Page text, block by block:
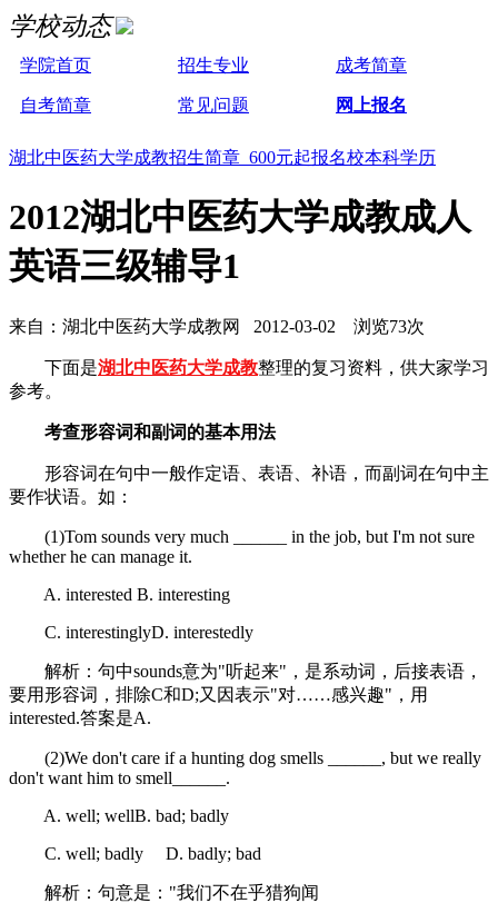
学校动态
学院首页 招生专业 成考简章
自考简章 常见问题 网上报名
湖北中医药大学成教招生简章 600元起报名校本科学历
2012湖北中医药大学成教成人
英语三级辅导1
来自：湖北中医药大学成教网 2012-03-02 浏览73次
下面是湖北中医药大学成教整理的复习资料，供大家学习
参考。
考查形容词和副词的基本用法
形容词在句中一般作定语、表语、补语，而副词在句中主
要作状语。如：
(1)Tom sounds very much ______ in the job, but I'm not sure
whether he can manage it.
A. interested B. interesting
C. interestinglyD. interestedly
解析：句中sounds意为"听起来"，是系动词，后接表语，
要用形容词，排除C和D;又因表示"对……感兴趣"，用
interested.答案是A.
(2)We don't care if a hunting dog smells ______, but we really
don't want him to smell______.
A. well; wellB. bad; badly
C. well; badly D. badly; bad
解析：句意是："我们不在乎猎狗闻